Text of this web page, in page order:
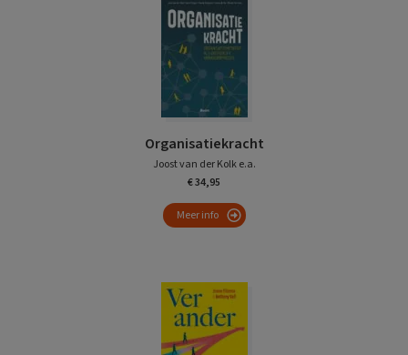
Organisatiekracht
Joost van der Kolk e.a.
€ 34,95
Meer info